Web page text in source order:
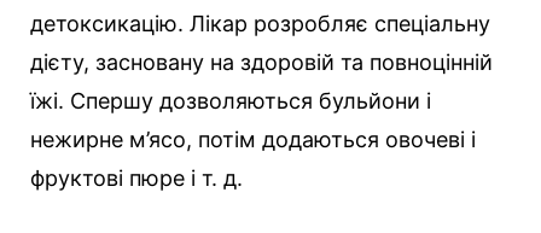
детоксикацію. Лікар розробляє спеціальну
дієту, засновану на здоровій та повноцінній
їжі. Спершу дозволяються бульйони і
нежирне м’ясо, потім додаються овочеві і
фруктові пюре і т. д.